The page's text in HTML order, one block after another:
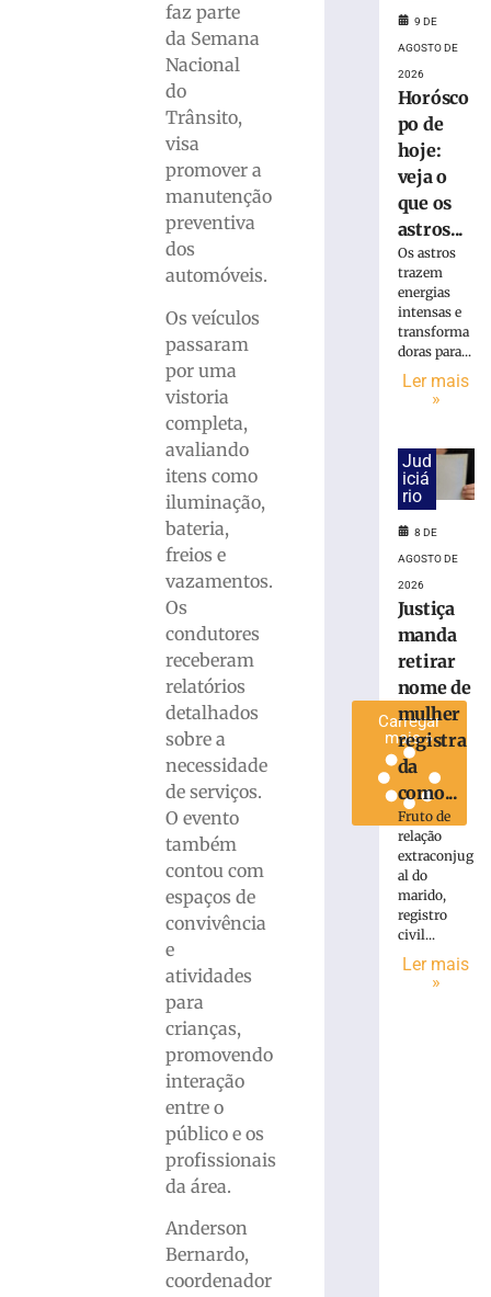
faz parte
da Semana
Nacional
do
Trânsito,
visa
promover a
manutenção
preventiva
dos
automóveis.
Os veículos
passaram
por uma
vistoria
completa,
avaliando
itens como
iluminação,
bateria,
freios e
vazamentos.
Os
condutores
receberam
relatórios
detalhados
sobre a
necessidade
de serviços.
O evento
também
contou com
espaços de
convivência
e
atividades
para
crianças,
promovendo
interação
entre o
público e os
profissionais
da área.
Anderson
Bernardo,
coordenador
Bingo
Clube
Mães
Apae
Brusque
acontece
terça,
agosto
Carregar
mais »
9 DE
AGOSTO DE
2026
Horósco
po de
hoje:
veja o
que os
astros...
Os astros
trazem
energias
intensas e
transforma
doras para...
Ler mais
»
Jud
iciá
rio
8 DE
AGOSTO DE
2026
Justiça
manda
retirar
nome de
mulher
registra
da
como...
Fruto de
relação
extraconjug
al do
marido,
registro
civil...
Ler mais
»